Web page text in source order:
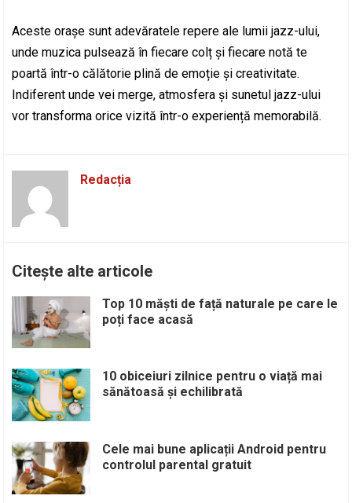
Aceste orașe sunt adevăratele repere ale lumii jazz-ului,
unde muzica pulsează în fiecare colț și fiecare notă te
poartă într-o călătorie plină de emoție și creativitate.
Indiferent unde vei merge, atmosfera și sunetul jazz-ului
vor transforma orice vizită într-o experiență memorabilă.
Redacția
Citește alte articole
Top 10 măști de față naturale pe care le
poți face acasă
10 obiceiuri zilnice pentru o viață mai
sănătoasă și echilibrată
Cele mai bune aplicații Android pentru
controlul parental gratuit